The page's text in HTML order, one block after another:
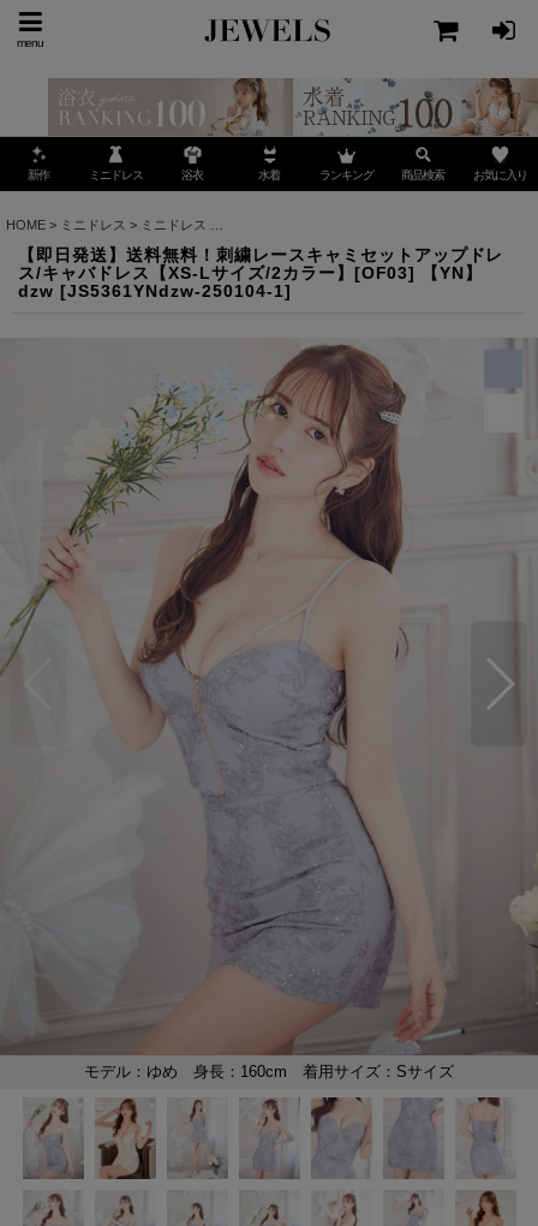
menu
新作 ミニドレス 浴衣 水着 ランキング 商品検索 お気に入り
HOME > ミニドレス > ミニドレス
【即日発送】送料無料！刺繍レースキャミセットアップドレ
ス/キャバドレス【XS-Lサイズ/2カラー】[OF03] 【YN】
dzw [JS5361YNdzw-250104-1]